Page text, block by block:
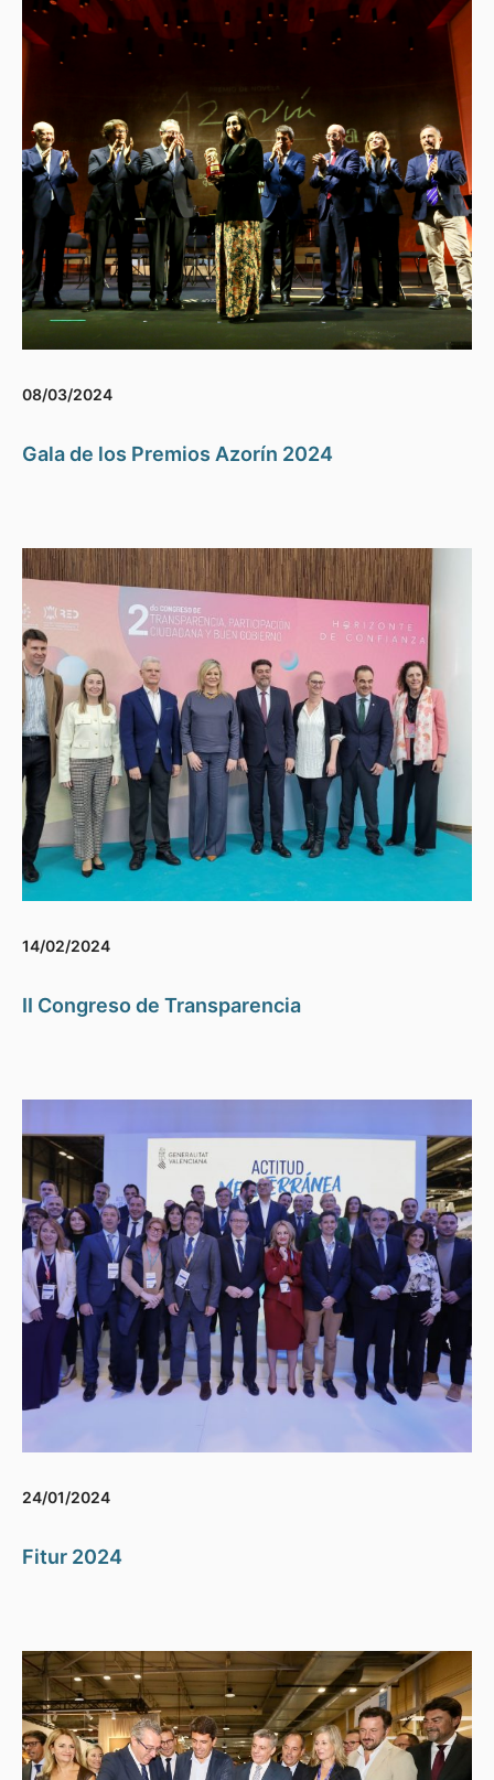
08/03/2024
Gala de los Premios Azorín 2024
14/02/2024
II Congreso de Transparencia
24/01/2024
Fitur 2024